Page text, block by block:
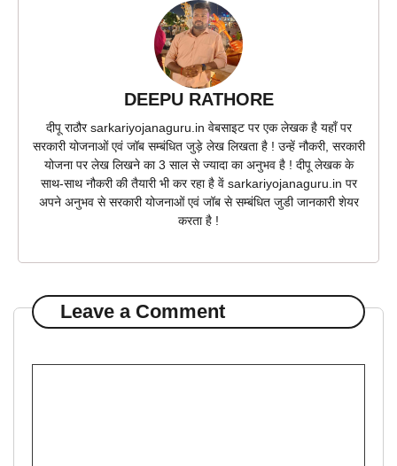
DEEPU RATHORE
दीपू राठौर sarkariyojanaguru.in वेबसाइट पर एक लेखक है यहाँ पर
सरकारी योजनाओं एवं जॉब सम्बंधित जुड़े लेख लिखता है ! उन्हें नौकरी, सरकारी
योजना पर लेख लिखने का 3 साल से ज्यादा का अनुभव है ! दीपू लेखक के
साथ-साथ नौकरी की तैयारी भी कर रहा है वें sarkariyojanaguru.in पर
अपने अनुभव से सरकारी योजनाओं एवं जॉब से सम्बंधित जुडी जानकारी शेयर
करता है !
Leave a Comment